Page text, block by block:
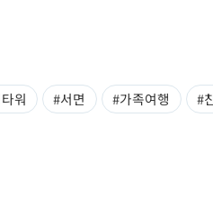
워 #서면 #가족여행 #